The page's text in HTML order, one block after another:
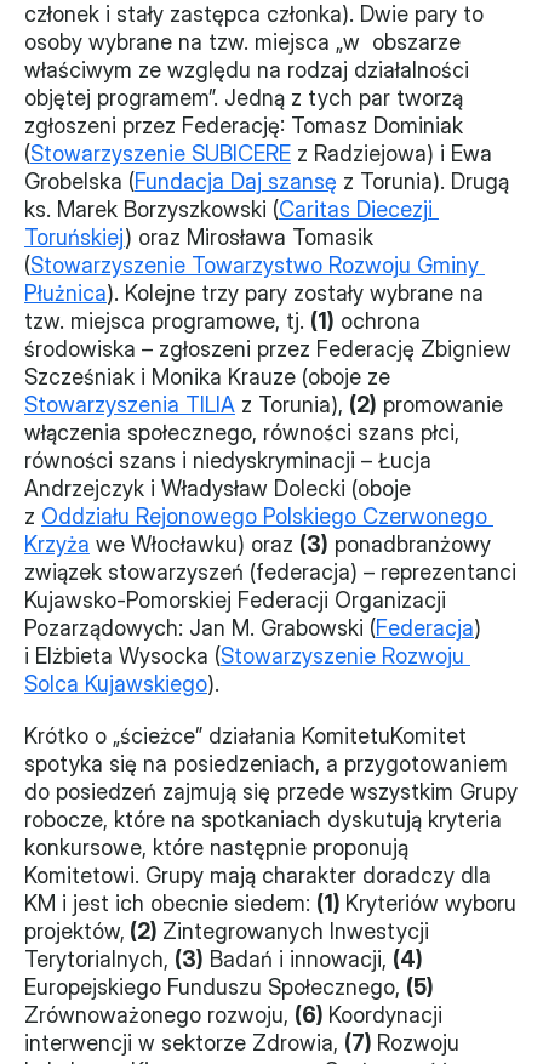
Laureaci
członek i stały zastępca członka). Dwie pary to
osoby wybrane na tzw. miejsca „w  obszarze
właściwym ze względu na rodzaj działalności
objętej programem”. Jedną z tych par tworzą
zgłoszeni przez Federację: Tomasz Dominiak
(Stowarzyszenie SUBICERE z Radziejowa) i Ewa
Grobelska (Fundacja Daj szansę z Torunia). Drugą
ks. Marek Borzyszkowski (Caritas Diecezji
Toruńskiej) oraz Mirosława Tomasik
(Stowarzyszenie Towarzystwo Rozwoju Gminy
Płużnica). Kolejne trzy pary zostały wybrane na
tzw. miejsca programowe, tj. (1) ochrona
środowiska – zgłoszeni przez Federację Zbigniew
Stowarzyszenia TILIA z Torunia), (2) promowanie
włączenia społecznego, równości szans płci,
równości szans i niedyskryminacji – Łucja
Andrzejczyk i Władysław Dolecki (oboje
z Oddziału Rejonowego Polskiego Czerwonego
Krzyża we Włocławku) oraz (3) ponadbranżowy
związek stowarzyszeń (federacja) – reprezentanci
Kujawsko-Pomorskiej Federacji Organizacji
Pozarządowych: Jan M. Grabowski (Federacja)
i Elżbieta Wysocka (Stowarzyszenie Rozwoju
Solca Kujawskiego).
Krótko o „ścieżce” działania KomitetuKomitet
spotyka się na posiedzeniach, a przygotowaniem
do posiedzeń zajmują się przede wszystkim Grupy
robocze, które na spotkaniach dyskutują kryteria
konkursowe, które następnie proponują
Komitetowi. Grupy mają charakter doradczy dla
KM i jest ich obecnie siedem: (1) Kryteriów wyboru
projektów, (2) Zintegrowanych Inwestycji
Terytorialnych, (3) Badań i innowacji, (4)
Europejskiego Funduszu Społecznego, (5)
Zrównoważonego rozwoju, (6) Koordynacji
interwencji w sektorze Zdrowia, (7) Rozwoju